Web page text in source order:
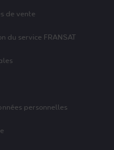
de vente
du service FRANSAT
personnelles